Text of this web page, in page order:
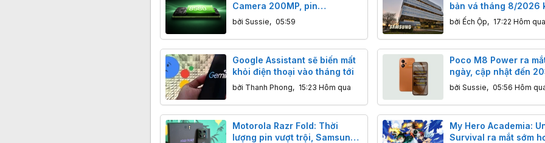
Camera 200MP, pin
8580mAh, sạc siêu tốc 100W
bởi Sussie, 05:59
bản vá tháng 8/2026
phục 56 lỗ hổng bảo
Galaxy.
bởi Ếch Ộp, 17:22 Hôm qua
Google Assistant sẽ biến mất
khỏi điện thoại vào tháng tới
bởi Thanh Phong, 15:23 Hôm qua
Poco M8 Power ra
ngày, cập nhật đến
từ 6,3 triệu đồng
bởi Sussie, 05:56 Hôm
Motorola Razr Fold: Thời
lượng pin vượt trội, Samsung
My Hero Academia:
Survival ra mắt sớm